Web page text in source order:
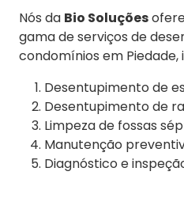
Nós da Bio Soluções
gama de serviços de
condomínios em Piedade,
Desentupimento de
Desentupimento de
Limpeza de fossas
Manutenção
Diagnóstico e